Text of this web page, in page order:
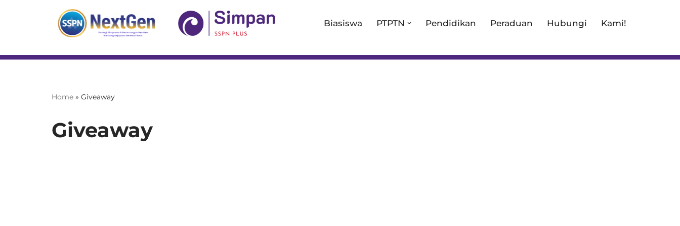
content
Biasiswa PTPTN Pendidikan Peraduan Hubungi Kami!
Home » Giveaway
Giveaway